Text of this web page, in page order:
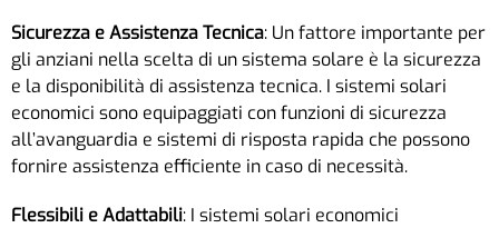
Sicurezza e Assistenza Tecnica: Un fattore importante per
gli anziani nella scelta di un sistema solare è la sicurezza
e la disponibilità di assistenza tecnica. I sistemi solari
economici sono equipaggiati con funzioni di sicurezza
all’avanguardia e sistemi di risposta rapida che possono
fornire assistenza efficiente in caso di necessità.
Flessibili e Adattabili: I sistemi solari economici